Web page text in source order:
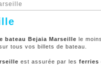
bateau Bejaia Marseille le
tous vos billets de bateau.
est assurée par les ferries